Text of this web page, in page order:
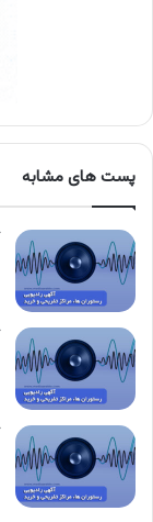
پست های مشابه